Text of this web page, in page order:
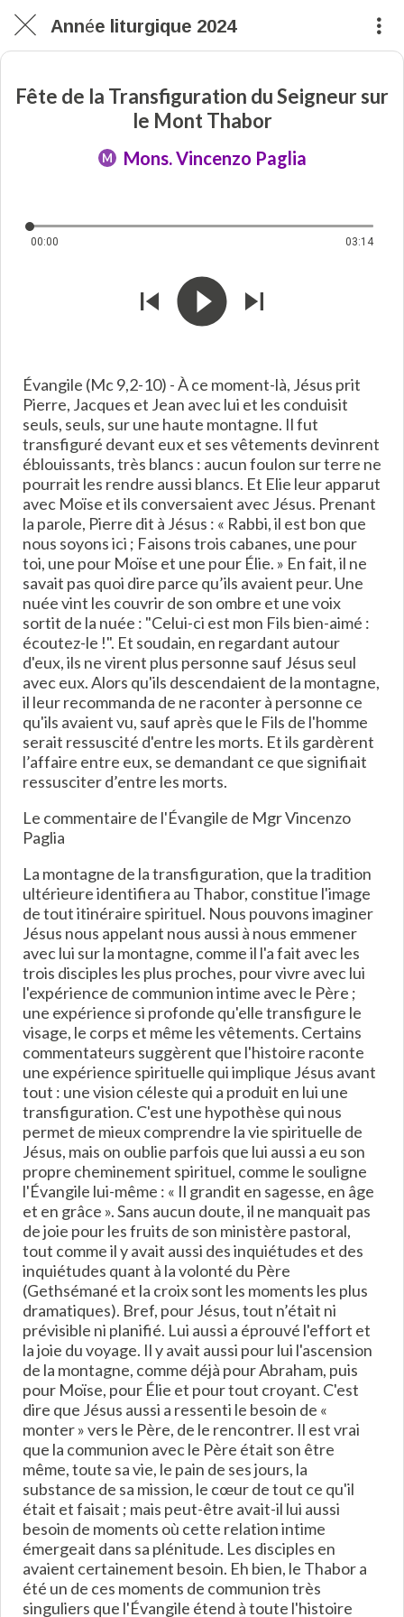
Année liturgique 2024
Fête de la Transfiguration du Seigneur sur
le Mont Thabor
M Mons. Vincenzo Paglia
00:00 03:14
Évangile (Mc 9,2-10) - À ce moment-là, Jésus prit
Pierre, Jacques et Jean avec lui et les conduisit
seuls, seuls, sur une haute montagne. Il fut
transfiguré devant eux et ses vêtements devinrent
éblouissants, très blancs : aucun foulon sur terre ne
pourrait les rendre aussi blancs. Et Elie leur apparut
avec Moïse et ils conversaient avec Jésus. Prenant
la parole, Pierre dit à Jésus : « Rabbi, il est bon que
nous soyons ici ; Faisons trois cabanes, une pour
toi, une pour Moïse et une pour Élie. » En fait, il ne
savait pas quoi dire parce qu’ils avaient peur. Une
nuée vint les couvrir de son ombre et une voix
sortit de la nuée : "Celui-ci est mon Fils bien-aimé :
écoutez-le !". Et soudain, en regardant autour
d'eux, ils ne virent plus personne sauf Jésus seul
avec eux. Alors qu'ils descendaient de la montagne,
il leur recommanda de ne raconter à personne ce
qu'ils avaient vu, sauf après que le Fils de l'homme
serait ressuscité d'entre les morts. Et ils gardèrent
l’affaire entre eux, se demandant ce que signifiait
ressusciter d’entre les morts.
Le commentaire de l'Évangile de Mgr Vincenzo
Paglia
La montagne de la transfiguration, que la tradition
ultérieure identifiera au Thabor, constitue l'image
de tout itinéraire spirituel. Nous pouvons imaginer
Jésus nous appelant nous aussi à nous emmener
avec lui sur la montagne, comme il l'a fait avec les
trois disciples les plus proches, pour vivre avec lui
l'expérience de communion intime avec le Père ;
une expérience si profonde qu'elle transfigure le
visage, le corps et même les vêtements. Certains
commentateurs suggèrent que l'histoire raconte
une expérience spirituelle qui implique Jésus avant
tout : une vision céleste qui a produit en lui une
transfiguration. C'est une hypothèse qui nous
permet de mieux comprendre la vie spirituelle de
Jésus, mais on oublie parfois que lui aussi a eu son
propre cheminement spirituel, comme le souligne
l'Évangile lui-même : « Il grandit en sagesse, en âge
et en grâce ». Sans aucun doute, il ne manquait pas
de joie pour les fruits de son ministère pastoral,
tout comme il y avait aussi des inquiétudes et des
inquiétudes quant à la volonté du Père
(Gethsémané et la croix sont les moments les plus
dramatiques). Bref, pour Jésus, tout n’était ni
prévisible ni planifié. Lui aussi a éprouvé l'effort et
la joie du voyage. Il y avait aussi pour lui l'ascension
de la montagne, comme déjà pour Abraham, puis
pour Moïse, pour Élie et pour tout croyant. C'est
dire que Jésus aussi a ressenti le besoin de «
monter » vers le Père, de le rencontrer. Il est vrai
que la communion avec le Père était son être
même, toute sa vie, le pain de ses jours, la
substance de sa mission, le cœur de tout ce qu'il
était et faisait ; mais peut-être avait-il lui aussi
besoin de moments où cette relation intime
émergeait dans sa plénitude. Les disciples en
avaient certainement besoin. Eh bien, le Thabor a
été un de ces moments de communion très
singuliers que l'Évangile étend à toute l'histoire